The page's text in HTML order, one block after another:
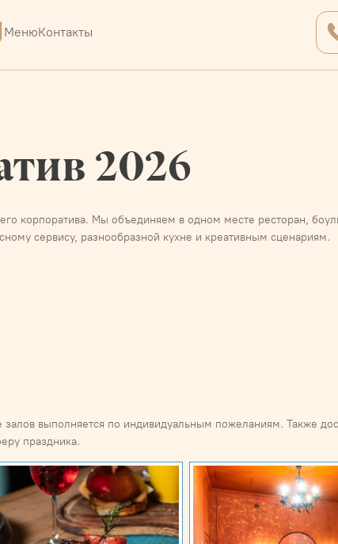
МенюКонтакты
2026
корпоратива. Мы объединяем в одном месте ресторан,
сервису, разнообразной кухне и креативным сценариям.
выполняется по индивидуальным пожеланиям. Также
праздника.